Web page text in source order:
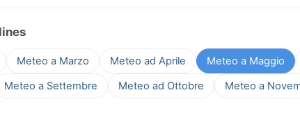
Meteo a Marzo Meteo ad Aprile Meteo a Maggio
Meteo a Settembre Meteo ad Ottobre Meteo a